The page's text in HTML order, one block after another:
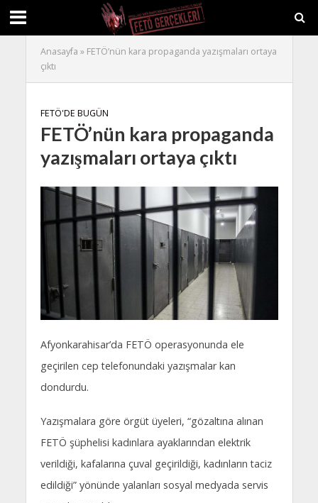
Anasayfa » FETÖ’nün kara propaganda yazışmaları ortaya
çıktı
FETÖ'DE BUGÜN
FETÖ’nün kara propaganda
yazışmaları ortaya çıktı
Afyonkarahisar’da FETÖ operasyonunda ele
geçirilen cep telefonundaki yazışmalar kan
dondurdu.
Yazışmalara göre örgüt üyeleri, “gözaltına alınan
FETÖ şüphelisi kadınlara ayaklarından elektrik
verildiği, kafalarına çuval geçirildiği, kadınların taciz
edildiği” yönünde yalanları sosyal medyada servis